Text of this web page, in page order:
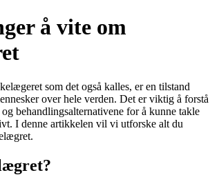
å vite om
som det også kalles, er en tilstand
over hele verden. Det er viktig å forstå
behandlingsalternativene for å kunne takle
I denne artikkelen vil vi utforske alt du